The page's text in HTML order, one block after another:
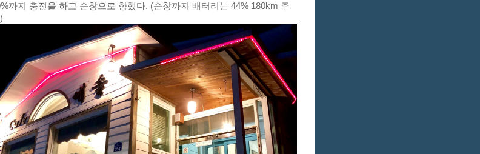
까지 충전을 하고 순창으로 향했다. (순창까지 배터리는 44% 180km 주